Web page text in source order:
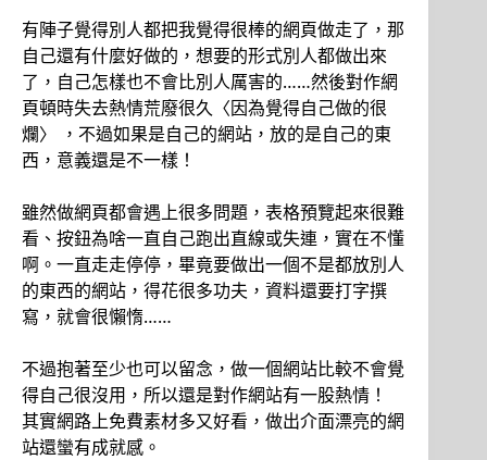
有陣子覺得別人都把我覺得很棒的網頁做走了，那
自己還有什麼好做的，想要的形式別人都做出來
了，自己怎樣也不會比別人厲害的……然後對作網
頁頓時失去熱情荒廢很久〈因為覺得自己做的很
爛〉 ，不過如果是自己的網站，放的是自己的東
西，意義還是不一樣！
雖然做網頁都會遇上很多問題，表格預覽起來很難
看、按鈕為啥一直自己跑出直線或失連，實在不懂
啊。一直走走停停，畢竟要做出一個不是都放別人
的東西的網站，得花很多功夫，資料還要打字撰
寫，就會很懶惰……
不過抱著至少也可以留念，做一個網站比較不會覺
得自己很沒用，所以還是對作網站有一股熱情！
其實網路上免費素材多又好看，做出介面漂亮的網
站還蠻有成就感。